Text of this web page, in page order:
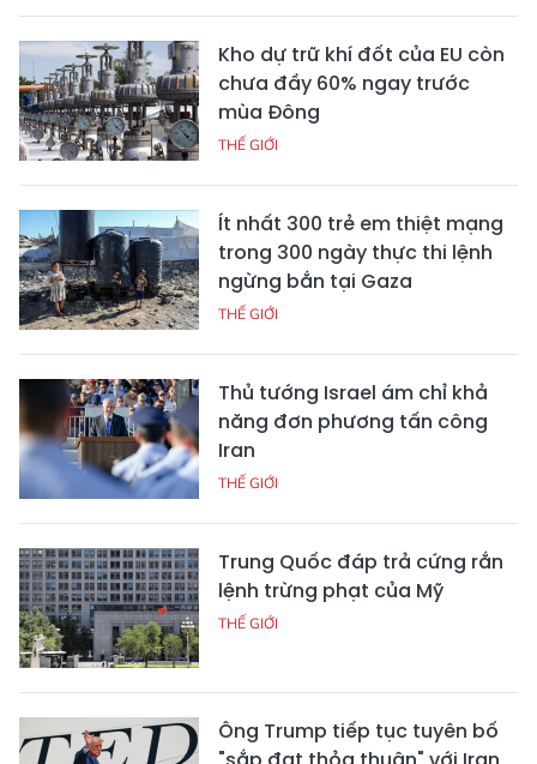
Kho dự trữ khí đốt của EU còn
chưa đầy 60% ngay trước
mùa Đông
THẾ GIỚI
Ít nhất 300 trẻ em thiệt mạng
trong 300 ngày thực thi lệnh
ngừng bắn tại Gaza
THẾ GIỚI
Thủ tướng Israel ám chỉ khả
năng đơn phương tấn công
Iran
THẾ GIỚI
Trung Quốc đáp trả cứng rắn
lệnh trừng phạt của Mỹ
THẾ GIỚI
Ông Trump tiếp tục tuyên bố